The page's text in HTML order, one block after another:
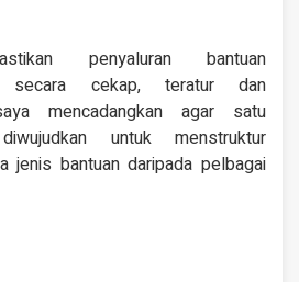
penyaluran bantuan
secara cekap, teratur dan
mencadangkan agar satu
untuk menstruktur
jenis bantuan daripada pelbagai